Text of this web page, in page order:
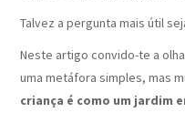
Talvez a pergunta mais útil
Neste artigo convido-te a
uma metáfora simples, mas
criança é como um jardim